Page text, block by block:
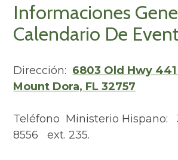
Informaciones
Calendario De
Dirección: 6803 Old Hwy
Mount Dora, FL 32757
Teléfono Ministerio Hispano:
8556 ext. 235.